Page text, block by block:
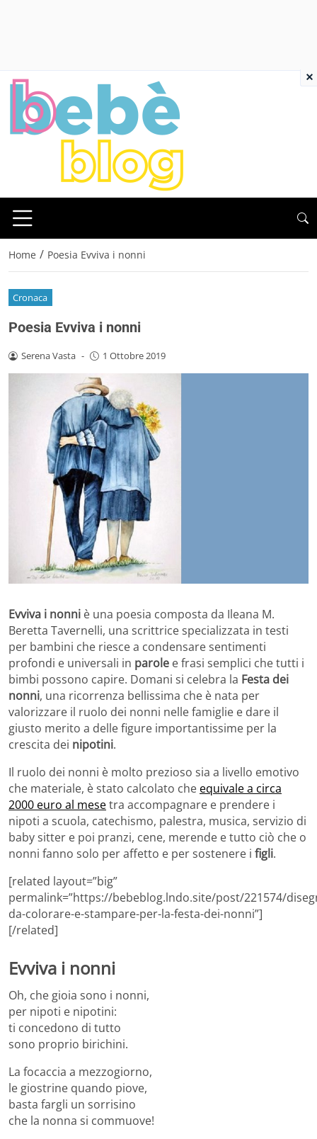
Home / Poesia Evviva i nonni
Cronaca
Poesia Evviva i nonni
Serena Vasta - 1 Ottobre 2019
Evviva i nonni è una poesia composta da Ileana M.
Beretta Tavernelli, una scrittrice specializzata in testi
per bambini che riesce a condensare sentimenti
profondi e universali in parole e frasi semplici che tutti i
bimbi possono capire. Domani si celebra la Festa dei
nonni, una ricorrenza bellissima che è nata per
valorizzare il ruolo dei nonni nelle famiglie e dare il
giusto merito a delle figure importantissime per la
crescita dei nipotini.
Il ruolo dei nonni è molto prezioso sia a livello emotivo
che materiale, è stato calcolato che equivale a circa
2000 euro al mesetra accompagnare e prendere i
nipoti a scuola, catechismo, palestra, musica, servizio di
baby sitter e poi pranzi, cene, merende e tutto ciò che o
nonni fanno solo per affetto e per sostenere i figli.
[related layout=”big”
permalink=”https://bebeblog.lndo.site/post/221574/
da-colorare-e-stampare-per-la-festa-dei-nonni”]
[/related]
Evviva i nonni
Oh, che gioia sono i nonni,
per nipoti e nipotini:
ti concedono di tutto
sono proprio birichini.
La focaccia a mezzogiorno,
le giostrine quando piove,
basta fargli un sorrisino
che la nonna si commuove!
×